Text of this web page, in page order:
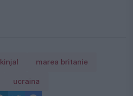
kinjal marea britanie
ucraina